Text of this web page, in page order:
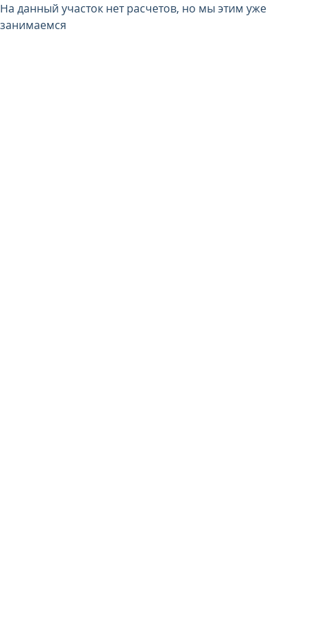
На данный участок нет расчетов, но мы этим уже
занимаемся